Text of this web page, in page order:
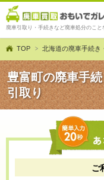
廃車引取り・手続きなど廃車処分のこと
TOP 北海道の廃車手続き
豊富町の廃車手
引取り
ご